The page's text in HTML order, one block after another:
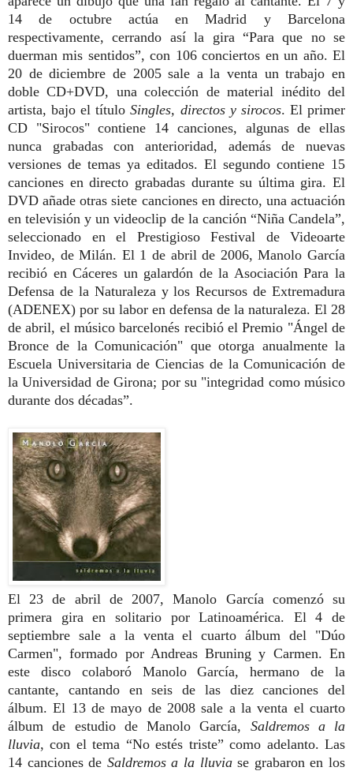
14 de octubre actúa en Madrid y Barcelona
respectivamente, cerrando así la gira “Para que no se
duerman mis sentidos”, con 106 conciertos en un año. El
20 de diciembre de 2005 sale a la venta un trabajo en
doble CD+DVD, una colección de material inédito del
artista, bajo el títuloSingles, directos y sirocos. El primer
CD "Sirocos" contiene 14 canciones, algunas de ellas
nunca grabadas con anterioridad, además de nuevas
versiones de temas ya editados. El segundo contiene 15
canciones en directo grabadas durante su última gira. El
DVD añade otras siete canciones en directo, una actuación
en televisión y un videoclip de la canción “Niña Candela”,
seleccionado en el Prestigioso Festival de Videoarte
Invideo, de Milán. El 1 de abril de 2006, Manolo García
recibió en Cáceres un galardón de la Asociación Para la
Defensa de la Naturaleza y los Recursos de Extremadura
(ADENEX) por su labor en defensa de la naturaleza. El 28
de abril, el músico barcelonés recibió el Premio "Ángel de
Bronce de la Comunicación" que otorga anualmente la
Escuela Universitaria de Ciencias de la Comunicación de
la Universidad de Girona; por su "integridad como músico
durante dos décadas”.
El 23 de abril de 2007, Manolo García comenzó su
primera gira en solitario por Latinoamérica. El 4 de
septiembre sale a la venta el cuarto álbum del "Dúo
Carmen", formado por Andreas Bruning y Carmen. En
este disco colaboró Manolo García, hermano de la
cantante, cantando en seis de las diez canciones del
álbum. El 13 de mayo de 2008 sale a la venta el cuarto
álbum de estudio de Manolo García, Saldremos a la
lluvia, con el tema “No estés triste” como adelanto. Las
14 canciones de Saldremos a la lluviase grabaron en los